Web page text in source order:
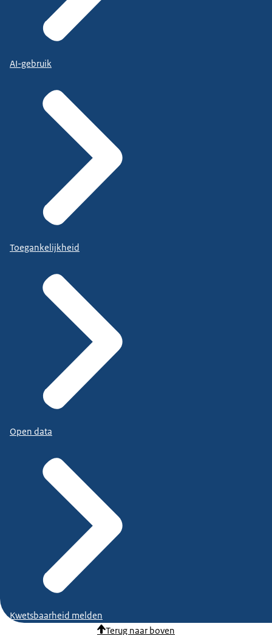
AI-gebruik
Toegankelijkheid
Open data
Kwetsbaarheid melden
Terug naar boven